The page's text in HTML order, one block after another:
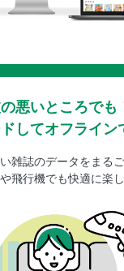
悪いところでも
してオフライン
雑誌のデータをまる
飛行機でも快適に楽し